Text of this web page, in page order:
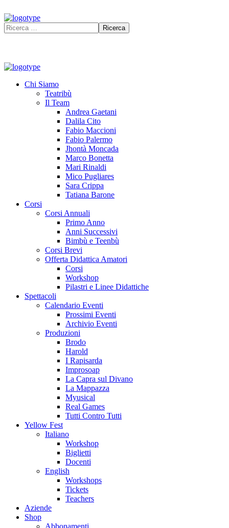
Chi Siamo
Teatribù
Il Team
Andrea Gaetani
Dalila Cito
Fabio Maccioni
Fabio Palermo
Jhontà Moncada
Marco Bonetta
Mari Rinaldi
Mico Pugliares
Sara Crippa
Tatiana Barone
Corsi
Corsi Annuali
Primo Anno
Anni Successivi
Bimbù e Teenbù
Corsi Brevi
Offerta Didattica Amatori
Corsi
Workshop
Pilastri e Linee Didattiche
Spettacoli
Calendario Eventi
Prossimi Eventi
Archivio Eventi
Produzioni
Brodo
Harold
I Rapisarda
Improsoap
La Capra sul Divano
La Mappazza
Myusical
Real Games
Tutti Contro Tutti
Yellow Fest
Italiano
Workshop
Biglietti
Docenti
English
Workshops
Tickets
Teachers
Aziende
Shop
Abbonamenti